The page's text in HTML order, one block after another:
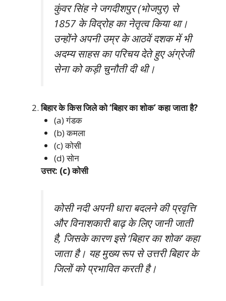
कुंवर सिंह ने जगदीशपुर (भोजपुर) से
1857 के विद्रोह का नेतृत्व किया था।
उन्होंने अपनी उम्र के आठवें दशक में भी
अदम्य साहस का परिचय देते हुए अंग्रेजी
सेना को कड़ी चुनौती दी थी।
बिहार के किस जिले को ‘बिहार का शोक’ कहा जाता है?
(a) गंडक
(b) कमला
(c) कोसी
(d) सोन
उत्तर: (c) कोसी
कोसी नदी अपनी धारा बदलने की प्रवृत्ति
और विनाशकारी बाढ़ के लिए जानी जाती
है, जिसके कारण इसे ‘बिहार का शोक’ कहा
जाता है। यह मुख्य रूप से उत्तरी बिहार के
जिलों को प्रभावित करती है।